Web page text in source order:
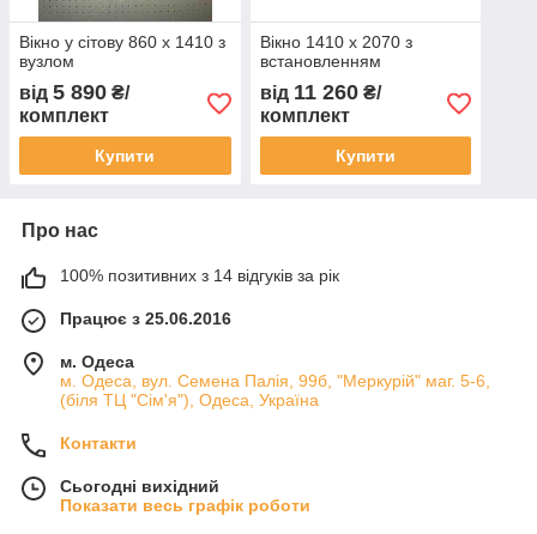
Вікно у сітову 860 х 1410 з
вузлом
від 5 890 ₴/
комплект
Купити
Вікно 1410 х 2070 з
встановленням
від 11 260₴/
комплект
Купити
Про нас
100% позитивних з 14 відгуків за рік
Працює з 25.06.2016
м. Одеса
м. Одеса, вул. Семена Палія, 99б, "Меркурій" маг. 5-6,
(біля ТЦ "Сім'я"), Одеса, Україна
Контакти
Сьогодні вихідний
Показати весь графік роботи